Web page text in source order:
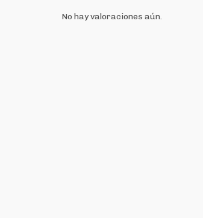
No hay valoraciones aún.